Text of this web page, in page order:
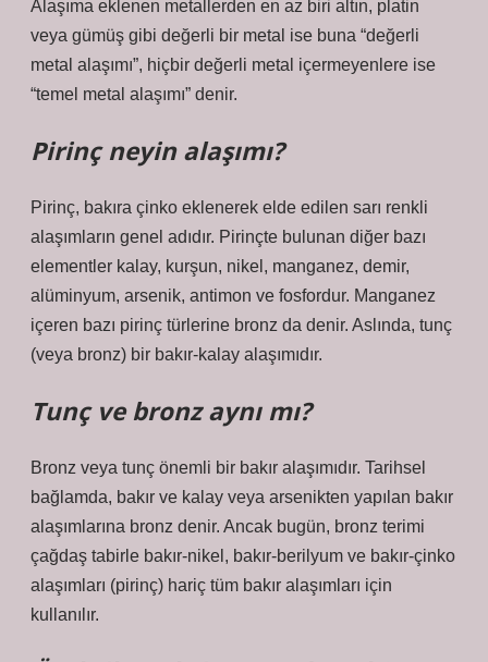
Alaşıma eklenen metallerden en az biri altın, platin
veya gümüş gibi değerli bir metal ise buna “değerli
metal alaşımı”, hiçbir değerli metal içermeyenlere ise
“temel metal alaşımı” denir.
Pirinç neyin alaşımı?
Pirinç, bakıra çinko eklenerek elde edilen sarı renkli
alaşımların genel adıdır. Pirinçte bulunan diğer bazı
elementler kalay, kurşun, nikel, manganez, demir,
alüminyum, arsenik, antimon ve fosfordur. Manganez
içeren bazı pirinç türlerine bronz da denir. Aslında, tunç
(veya bronz) bir bakır-kalay alaşımıdır.
Tunç ve bronz aynı mı?
Bronz veya tunç önemli bir bakır alaşımıdır. Tarihsel
bağlamda, bakır ve kalay veya arsenikten yapılan bakır
alaşımlarına bronz denir. Ancak bugün, bronz terimi
çağdaş tabirle bakır-nikel, bakır-berilyum ve bakır-çinko
alaşımları (pirinç) hariç tüm bakır alaşımları için
kullanılır.